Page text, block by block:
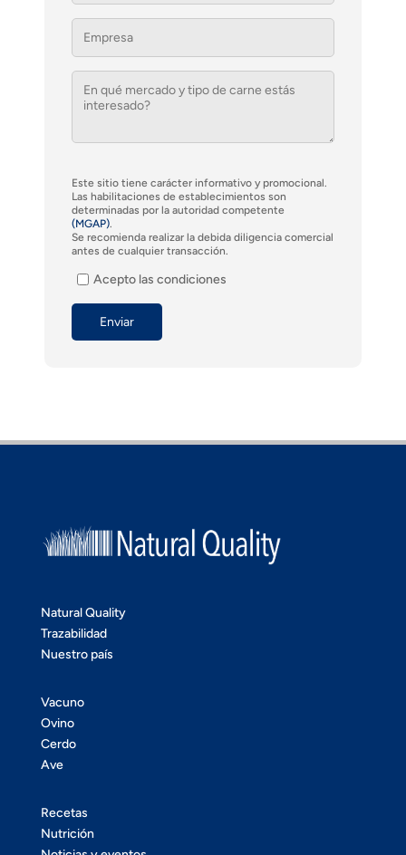
Este sitio tiene carácter informativo y promocional.
Las habilitaciones de establecimientos son
determinadas por la autoridad competente
(MGAP).
Se recomienda realizar la debida diligencia comercial
antes de cualquier transacción.
Acepto las condiciones
Natural Quality
Trazabilidad
Nuestro país
Vacuno
Ovino
Cerdo
Ave
Recetas
Nutrición